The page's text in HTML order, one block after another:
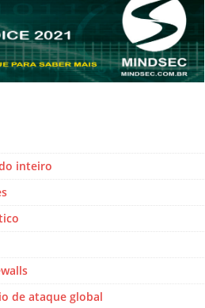
inteiro
de ataque global